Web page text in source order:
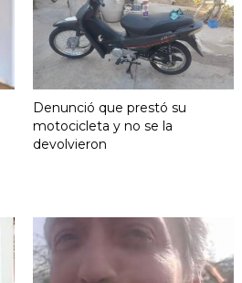
Denunció que prestó su
motocicleta y no se la
devolvieron